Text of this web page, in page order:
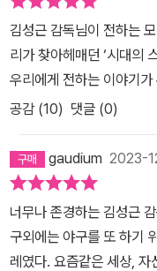
왔기 때문일 것이다. 〈최강야구〉에서 키운 영건 선수 원성준이 신인
드래프트에 지명되지 않
지 선수의 입단을 포기하
한국을 뜨겁게 달궜던 ‘중
다. 야구 인생 약 60년 동
는, 끝끝내 대한민국 야
겨졌던 목표도 이뤄낸 김
음을 떼는 모두에게 희망
나아지지 않는 것 같아 걸
통해 ‘시행착오를 반복하
좌절에도 굴하지 않고 도
김성근 감독님이 전하는
리가 찾아헤매던 ‘시대의
우리에게 전하는 이야기
공감 (10) 댓글 (0)
gaudium 2023-
너무나 존경하는 김성근
구외에는 야구를 또 하기
레였다. 요즘같은 세상,